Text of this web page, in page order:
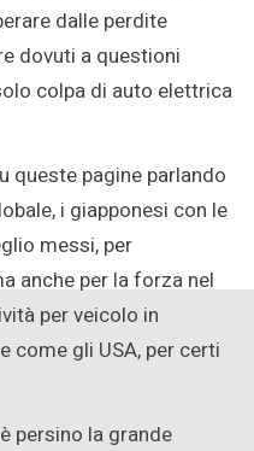
dalle perdite
dovuti a questioni
colpa di auto elettrica
queste pagine parlando
i giapponesi con le
messi, per
anche per la forza nel
per veicolo in
come gli USA, per certi
persino la grande